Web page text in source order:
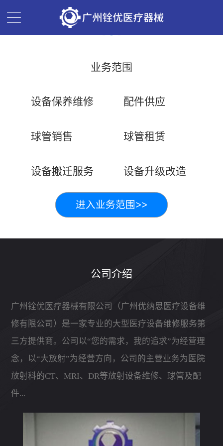
业务范围
设备保养维修 配件供应
球管销售 球管租赁
设备搬迁服务 设备升级改造
进入业务范围>>
公司介绍
广州铨优医疗器械有限公司（广州优纳思医疗设备维
修有限公司）是一家专业的大型医疗设备维修服务第
三方提供商。公司以“您的需求，我的追求”为经营理
念，以“大放射”为经营方向，公司的主营业务为医院
放射科的CT、MRI、DR等放射设备维修、球管及配
件...